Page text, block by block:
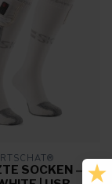
SOCKEN –